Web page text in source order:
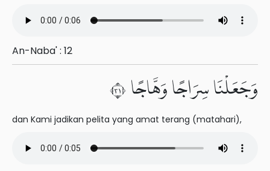
An-Naba' : 12
وَجَعَلْنَا سِرَاجًا وَهَّاجًا ١٣
dan Kami jadikan pelita yang amat terang (matahari),